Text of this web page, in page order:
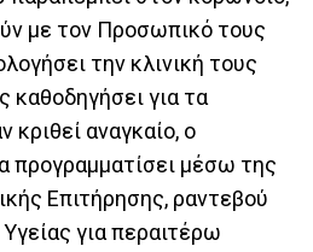
με τον Προσωπικό τους
την κλινική τους
καθοδηγήσει για τα
αναγκαίο, ο
προγραμματίσει μέσω της
Επιτήρησης, ραντεβού
για περαιτέρω